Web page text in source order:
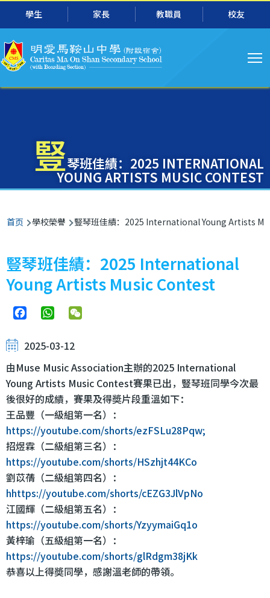
跳转到主要内容
學生 家長 教職員 校友
导
航
豎琴班佳績：2025 INTERNATIONAL
YOUNG ARTISTS MUSIC CONTEST
面
包
屑
首页 學校榮譽 豎琴班佳績：2025 International Young Artists
豎琴班佳績：2025 International
Young Artists Music Contest
FacebookWhatsApp
2025-03-12
由Muse Music Association主辦的2025 International
Young Artists Music Contest賽果已出，豎琴班同學今次最
後很好的成績，賽果及得奬片段重溫如下：
王品豐（一級組第一名）：
https://youtube.com/shorts/ezFSLu28Pqw;
招煜霖（二級組第三名）：
https://youtube.com/shorts/HSzhjt44KCo
劉苡蒨（二級組第四名）：
hhttps://youtube.com/shorts/cEZG3JlVpNo
江國輝（二級組第五名）：
https://youtube.com/shorts/YzyymaiGq1o
黃梓瑜（五級組第一名）：
https://youtube.com/shorts/glRdgm38jKk
恭喜以上得奬同學，感謝溫老師的帶領。